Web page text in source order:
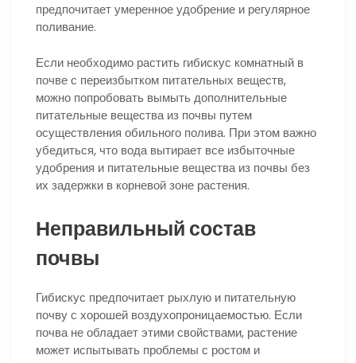
предпочитает умеренное удобрение и регулярное
поливание.
Если необходимо растить гибискус комнатный в
почве с переизбытком питательных веществ,
можно попробовать вымыть дополнительные
питательные вещества из почвы путем
осуществления обильного полива. При этом важно
убедиться, что вода вытирает все избыточные
удобрения и питательные вещества из почвы без
их задержки в корневой зоне растения.
Неправильный состав
почвы
Гибискус предпочитает рыхлую и питательную
почву с хорошей воздухопроницаемостью. Если
почва не обладает этими свойствами, растение
может испытывать проблемы с ростом и